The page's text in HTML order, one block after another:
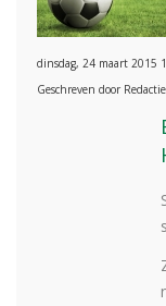
dinsdag, 24 maart 2015
Geschreven door Redactie